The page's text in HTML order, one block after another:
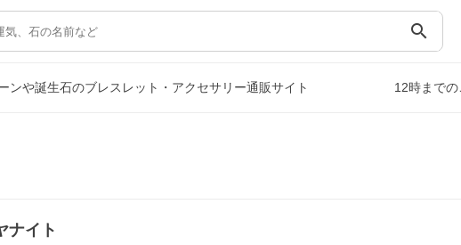
search
や誕生石のブレスレット・アクセサリー通販サイト 12時まで
ナイト